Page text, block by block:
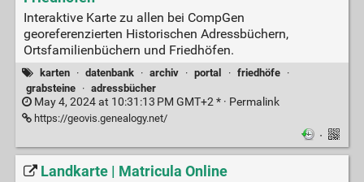
Interaktive Karte zu allen bei CompGen
georeferenzierten Historischen Adressbüchern,
Ortsfamilienbüchern und Friedhöfen.
karten · datenbank · archiv · portal · friedhöfe
·
grabsteine
· adressbücher
May 4, 2024 at 10:31:13 PM GMT+2 * · Permalink
https://geovis.genealogy.net/
·
Landkarte | Matricula Online